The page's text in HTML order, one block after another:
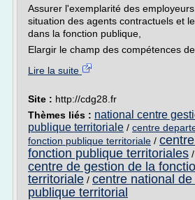
Assurer l'exemplarité des
situation des agents contractuels et
dans la fonction publique,
Elargir le champ des compétences
Lire la suite
Site : http://cdg28.fr
Thèmes liés : national centre
publique territoriale / centre
fonction publique territoriale /
fonction publique territoriales /
centre de gestion de la
territoriale / centre national
publique territorial